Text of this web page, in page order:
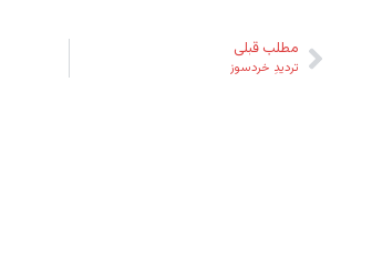
مطلب قبلی
تردیدِ خردسوز